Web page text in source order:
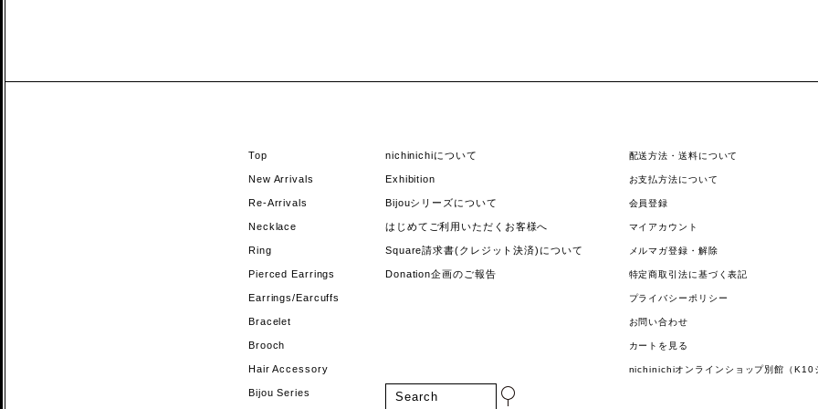
Top
New Arrivals
Re-Arrivals
Necklace
Ring
Pierced Earrings
Earrings/Earcuffs
Bracelet
Brooch
Hair Accessory
Bijou Series
nichinichiについて
Exhibition
Bijouシリーズについて
はじめてご利用いただくお客様へ
Square請求書(クレジット決済)について
Donation企画のご報告
配送方法・送料について
お支払方法について
会員登録
マイアカウント
メルマガ登録・解除
特定商取引法に基づく表記
プライバシーポリシー
お問い合わせ
カートを見る
nichinichiオンラインショップ別館（K10